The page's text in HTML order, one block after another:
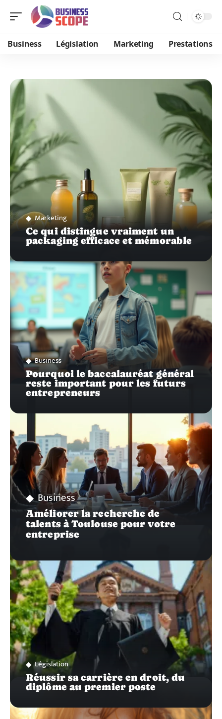
Business Législation Marketing Prestations
Marketing
Ce qui distingue vraiment un
packaging efficace et mémorable
Business
Pourquoi le baccalauréat général
reste important pour les futurs
entrepreneurs
Business
Améliorer la recherche de
talents à Toulouse pour votre
entreprise
Législation
Réussir sa carrière en droit, du
diplôme au premier poste